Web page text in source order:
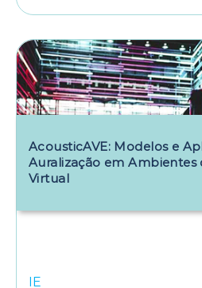
AcousticAVE: Modelos e
Auralização em Ambientes
Virtual
IE